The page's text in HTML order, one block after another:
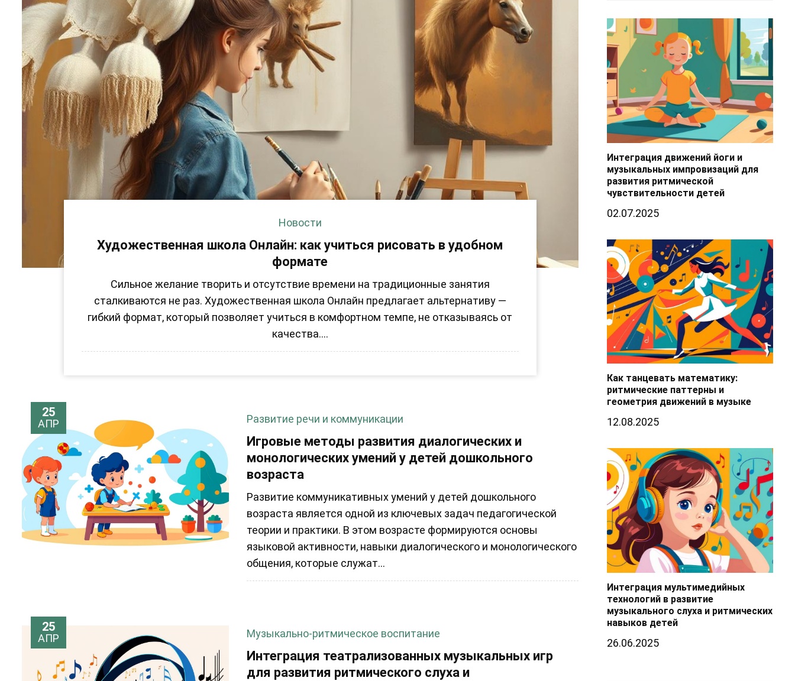
Новости
Художественная школа Онлайн: как учиться рисовать в удобном
формате
Сильное желание творить и отсутствие времени на традиционные занятия
сталкиваются не раз. Художественная школа Онлайн предлагает альтернативу —
гибкий формат, который позволяет учиться в комфортном темпе, не отказываясь от
качества....
25
АПР Развитие речи и коммуникации
Игровые методы развития диалогических и
монологических умений у детей дошкольного
возраста
Развитие коммуникативных умений у детей дошкольного
возраста является одной из ключевых задач педагогической
теории и практики. В этом возрасте формируются основы
языковой активности, навыки диалогического и монологического
общения, которые служат...
25
АПР Музыкально-ритмическое воспитание
Интеграция театрализованных музыкальных игр
для развития ритмического слуха и
Интеграция движений йоги и
музыкальных импровизаций для
развития ритмической
чувствительности детей
02.07.2025
Как танцевать математику:
ритмические паттерны и
геометрия движений в музыке
12.08.2025
Интеграция мультимедийных
технологий в развитие
музыкального слуха и ритмических
навыков детей
26.06.2025